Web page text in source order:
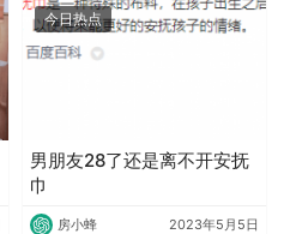
今日热点
男朋友28了还是离不开安抚
巾
房小蜂 2023年5月5日